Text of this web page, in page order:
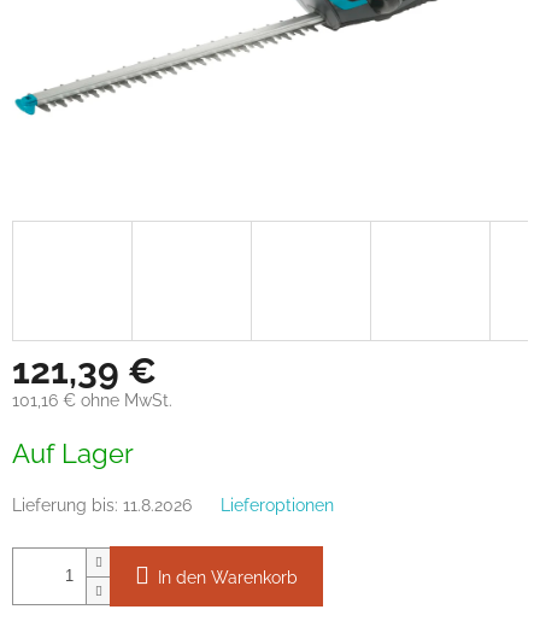
121,39 €
101,16 € ohne MwSt.
Auf Lager
Lieferung bis: 11.8.2026 Lieferoptionen
In den Warenkorb